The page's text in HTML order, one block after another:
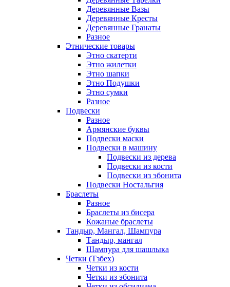
Деревянные Вазы
Деревянные Кресты
Деревянные Гранаты
Разное
Этнические товары
Этно скатерти
Этно жилетки
Этно шапки
Этно Подушки
Этно сумки
Разное
Подвески
Разное
Армянские буквы
Подвески маски
Подвески в машину
Подвески из дерева
Подвески из кости
Подвески из эбонита
Подвески Ностальгия
Браслеты
Разное
Браслеты из бисера
Кожаные браслеты
Тандыр, Мангал, Шампура
Тандыр, мангал
Шампура для шашлыка
Четки (Тзбех)
Четки из кости
Четки из эбонита